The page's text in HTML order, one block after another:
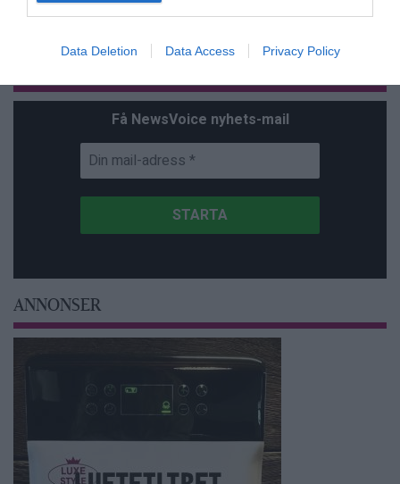
Data Deletion Data Access Privacy Policy
Få NewsVoice nyhets-mail
ANNONSER